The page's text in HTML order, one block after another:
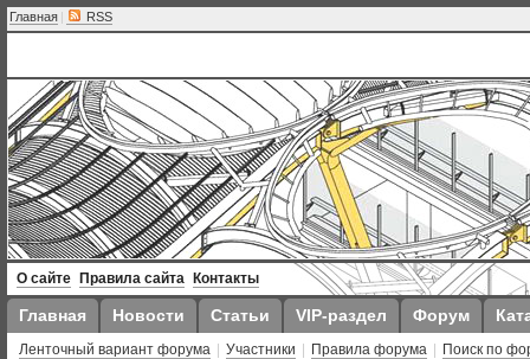
Главная | RSS
О сайте Правила сайта Контакты
Главная Новости Статьи VIP-раздел Форум
Ленточный вариант форума Участники Правила форума Поиск по